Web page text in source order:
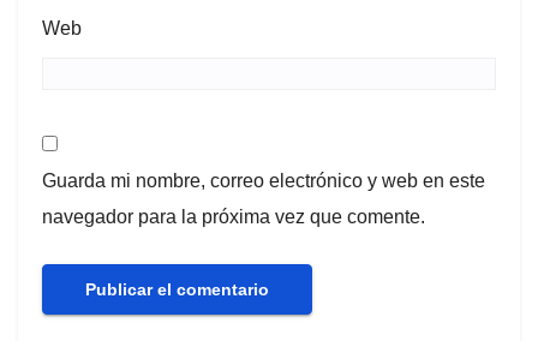
Web
Guarda mi nombre, correo electrónico y web en este
navegador para la próxima vez que comente.